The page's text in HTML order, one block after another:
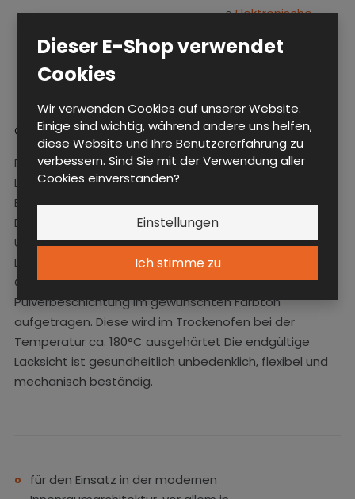
Dieser E-Shop verwendet
Cookies
Wir verwenden Cookies auf unserer Website.
Einige sind wichtig, während andere uns helfen,
diese Website und Ihre Benutzererfahrung zu
verbessern. Sind Sie mit der Verwendung aller
Cookies einverstanden?
Einstellungen
Ich stimme zu
○Elektronische
○Elektronisches
Oberflächenbehandlung
Das Vormaterial ist Stahlblech bzw. Stahlprofile. In der
Lackieranlage IDEAL-LINE wird auf das Produkt eine
Eisenphosphatschicht aufgetragen und getrocknet.
Das gewährleistet bessere Haftung der Farbe am
Untergrund. Folgend wird in der halbautomatischen
Lackierbox
GEMA Magic Cylinder II im elektrostatischen Feld die
Pulverbeschichtung im gewünschten Farbton
aufgetragen. Diese wird im Trockenofen bei der
Temperatur ca. 180°C ausgehärtet Die endgültige
Lacksicht ist gesundheitlich unbedenklich, flexibel und
mechanisch beständig.
für den Einsatz in der modernen